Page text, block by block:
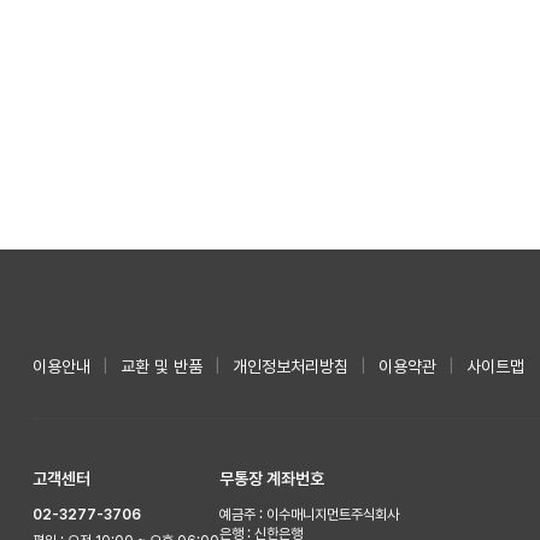
이용안내 교환 및 반품 개인정보처리방침 이용약관 사이트맵
고객센터
02-3277-3706
무통장 계좌번호
예금주 : 이수매니지먼트주식회사
은행 : 신한은행